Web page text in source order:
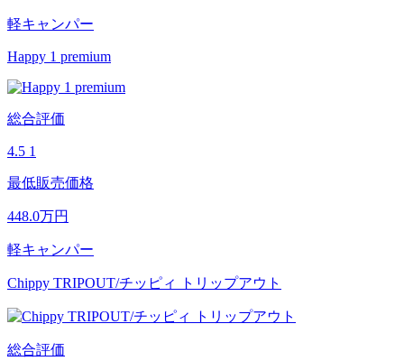
軽キャンパー
Happy 1 premium
総合評価
4.5 1
最低販売価格
448.0万円
軽キャンパー
Chippy TRIPOUT/チッピィ トリップアウト
総合評価